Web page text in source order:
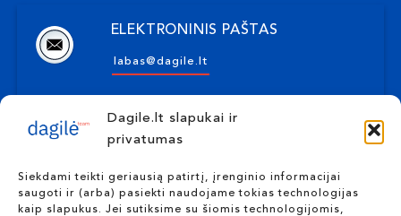
Dagile.lt slapukai ir
privatumas
Siekdami teikti geriausią patirtį, įrenginio informacijai
saugoti ir (arba) pasiekti naudojame tokias technologijas
kaip slapukus. Jei sutiksime su šiomis technologijomis,
ELEKTRONINIS PAŠTAS
labas@dagile.lt
ADRESAS